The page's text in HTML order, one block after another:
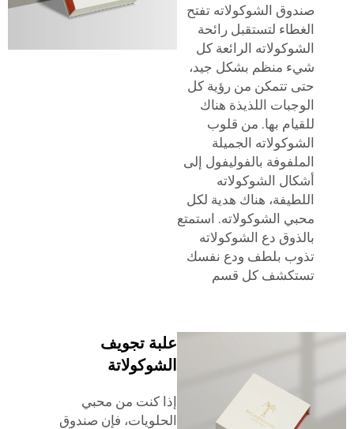
الشوكولاته تفتح
لتستقبل رائحة
الرائعة كل
منظم بشكل جيد،
تتمكن من رؤية كل
اللذيذة هناك
بها. من قلوب
الجميلة
بالفوليفول إلى
الشوكولاته
هناك هدية لكل
الشوكولاته. استمتع
دع الشوكولاته
بلطف ودع نفسك
كل قسم
علبة تجويف
الشوكولاتة
إذا كنت من محبي
الحلويات، فإن صندوق